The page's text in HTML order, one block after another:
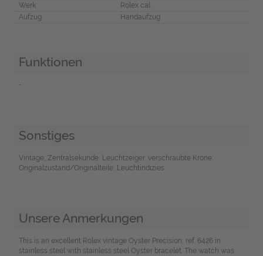
Werk
Rolex cal.
Aufzug
Handaufzug
Funktionen
-
Sonstiges
Vintage, Zentralsekunde, Leuchtzeiger, verschraubte Krone,
Originalzustand/Originalteile, Leuchtindizies
Unsere Anmerkungen
This is an excellent Rolex vintage Oyster Precision, ref. 6426 in
stainless steel with stainless steel Oyster bracelet. The watch was